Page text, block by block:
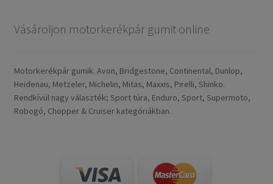
Vásároljon motorkerékpár gumit online
Motorkerékpár gumik. Avon, Bridgestone, Continental, Dunlop,
Heidenau, Metzeler, Michelin, Mitas, Maxxis, Pirelli, Shinko.
Rendkívül nagy választék; Sport túra, Enduro, Sport, Supermoto,
Robogó, Chopper & Cruiser kategóriákban.